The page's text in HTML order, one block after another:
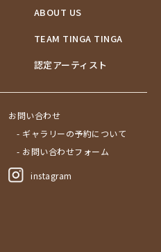
ABOUT US
TEAM TINGA TINGA
認定アーティスト
お問い合わせ
- ギャラリーの予約について
- お問い合わせフォーム
instagram